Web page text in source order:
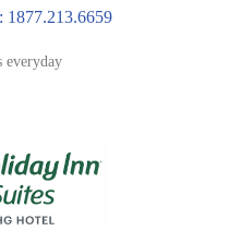
1877.213.6659
everyday